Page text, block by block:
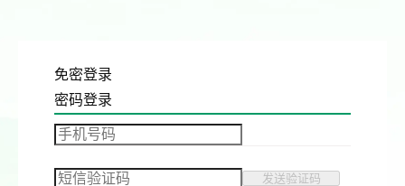
免密登录
密码登录
发送验证码